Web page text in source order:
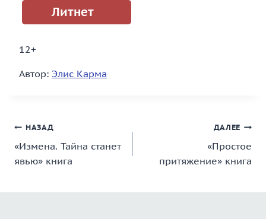
Литнет
12+
Автор: Элис Карма
Навигация
по
записям
НАЗАД
«Измена. Тайна станет
явью» книга
ДАЛЕЕ
«Простое
притяжение» книга